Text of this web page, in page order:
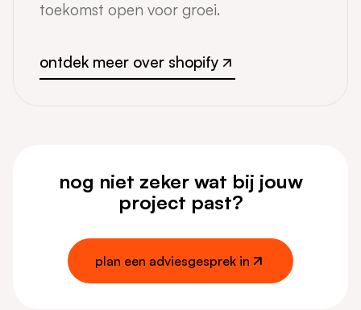
toekomst open voor groei.
ontdek meer over shopify
nog niet zeker wat bij jouw
project past?
plan een adviesgesprek in